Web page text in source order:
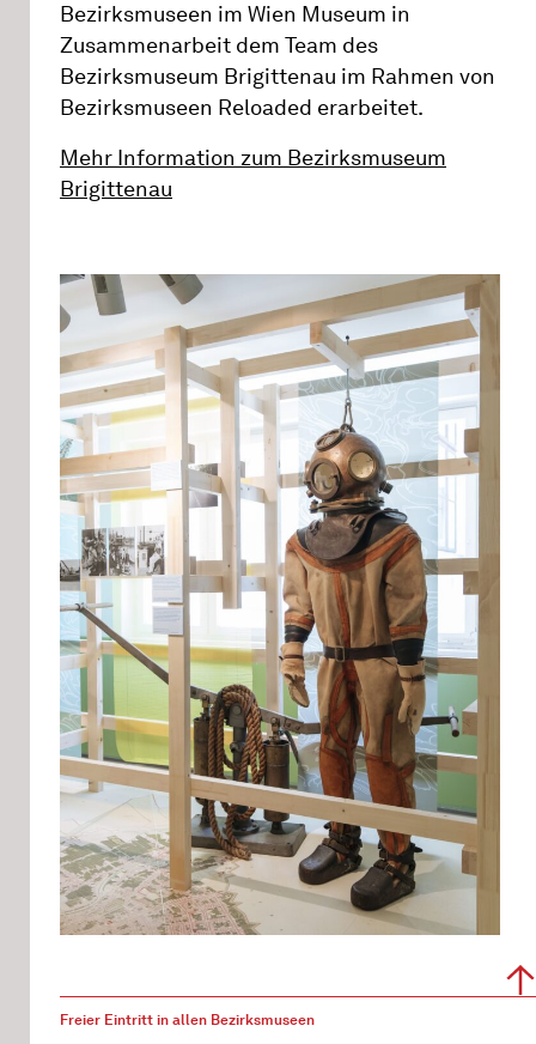
Bezirksmuseen im Wien Museum in
Zusammenarbeit dem Team des
Bezirksmuseum Brigittenau im Rahmen von
Bezirksmuseen Reloaded erarbeitet.
Mehr Information zum Bezirksmuseum
Brigittenau
Freier Eintritt in allen Bezirksmuseen